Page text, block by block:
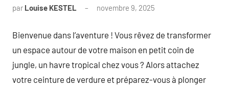
par Louise KESTEL novembre 9, 2025
Bienvenue dans l’aventure ! Vous rêvez de transformer
un espace autour de votre maison en petit coin de
jungle, un havre tropical chez vous ? Alors attachez
votre ceinture de verdure et préparez-vous à plonger